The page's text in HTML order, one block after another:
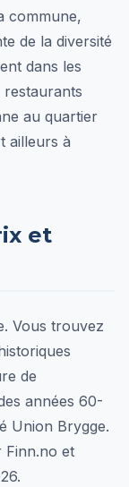
commune,
de la diversité
dans les
restaurants
au quartier
ailleurs à
et
Vous trouvez
de
années 60-
Union Brygge.
Finn.no et